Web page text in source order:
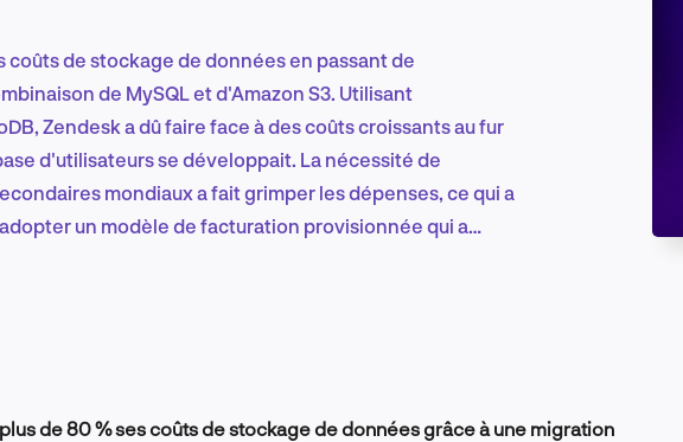
Marketing et croissance digitale
Recherche et conception produit
coûts de stockage de données en passant de
de MySQL et d'Amazon S3. Utilisant
Zendesk a dû faire face à des coûts croissants au fur
d'utilisateurs se développait. La nécessité de
mondiaux a fait grimper les dépenses, ce qui a
un modèle de facturation provisionnée qui a
de 80 % ses coûts de stockage de données grâce à une migration